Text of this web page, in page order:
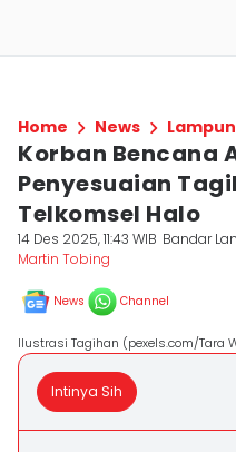
Home News
Korban Bencana
Penyesuaian
Telkomsel Halo
14 Des 2025, 11:43 WIB Bandar
Martin Tobing
News Channel
Ilustrasi Tagihan (pexels.com/Tara
Intinya Sih